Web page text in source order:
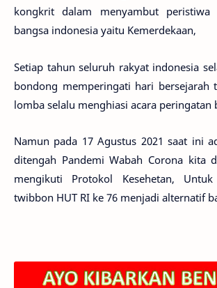
kongkrit dalam menyambut peristiwa
bangsa indonesia yaitu Kemerdekaan,
Setiap tahun seluruh rakyat indonesia
bondong memperingati hari bersejarah
lomba selalu menghiasi acara peringatan
Namun pada 17 Agustus 2021 saat ini
ditengah Pandemi Wabah Corona kita
mengikuti Protokol Kesehetan,
twibbon HUT RI ke 76 menjadi alternatif